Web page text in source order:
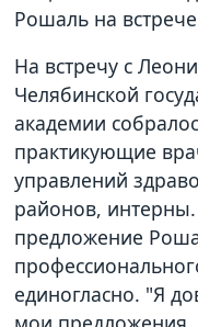
Рошаль на
На встречу с
Челябинской
академии
практикующие
управлений
районов,
предложение
единогласно. "Я